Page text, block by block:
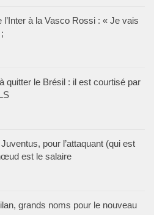
l’Inter à la Vasco Rossi : « Je vais
quitter le Brésil : il est courtisé par
pour l’attaquant (qui est
est le salaire
grands noms pour le nouveau